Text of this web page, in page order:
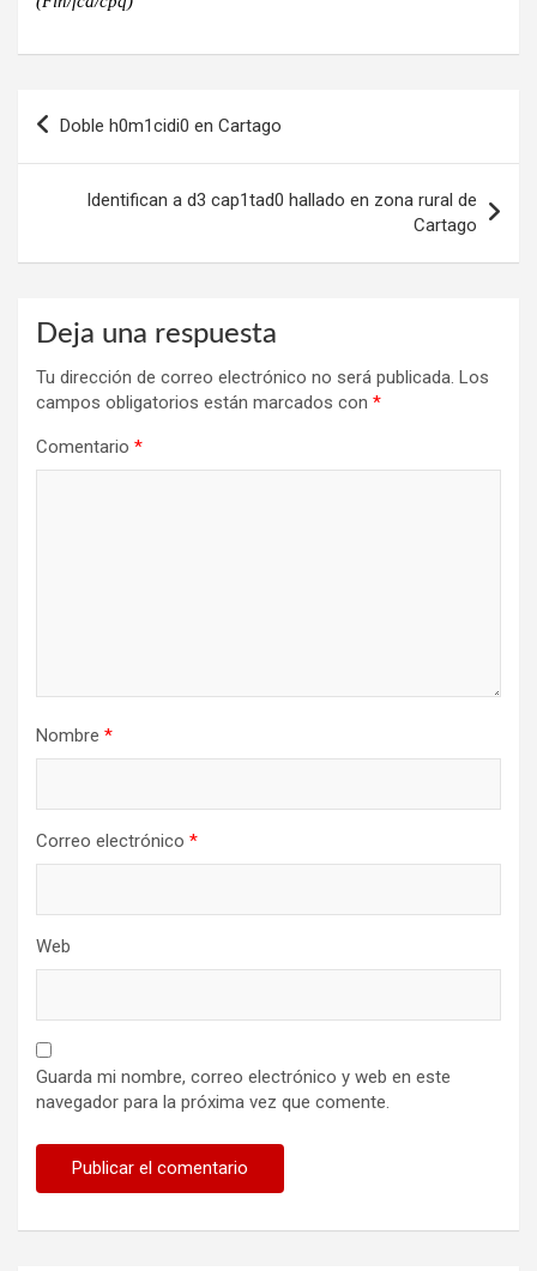
Doble h0m1cidi0 en Cartago
Identifican a d3 cap1tad0 hallado en zona rural de
Cartago
Deja una respuesta
Tu dirección de correo electrónico no será publicada. Los
campos obligatorios están marcados con *
Comentario *
Nombre *
Correo electrónico *
Web
Guarda mi nombre, correo electrónico y web en este
navegador para la próxima vez que comente.